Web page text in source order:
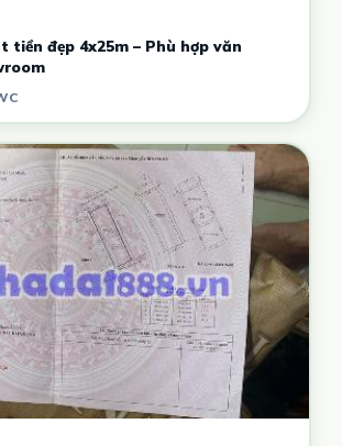
tiền đẹp 4x25m – Phù hợp văn